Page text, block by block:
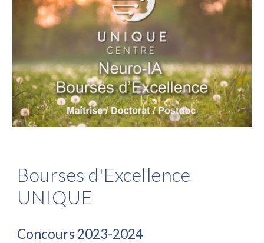
Bourses d'Excellence
UNIQUE
Concours 2023-2024